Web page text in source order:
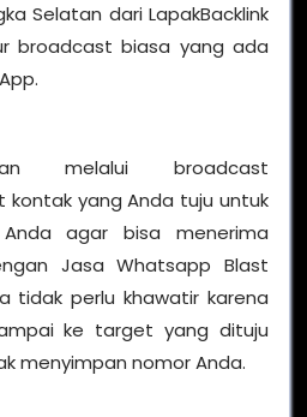
Selatan dari LapakBacklink
broadcast biasa yang ada
melalui broadcast
yang Anda tuju untuk
agar bisa menerima
Jasa Whatsapp Blast
tidak perlu khawatir karena
ke target yang dituju
menyimpan nomor Anda.